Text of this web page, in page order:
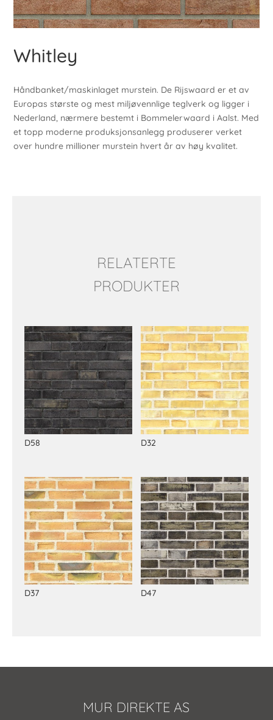
Whitley
Håndbanket/maskinlaget murstein. De Rijswaard er et av
Europas største og mest miljøvennlige teglverk og ligger i
Nederland, nærmere bestemt i Bommelerwaard i Aalst. Med
et topp moderne produksjonsanlegg produserer verket
over hundre millioner murstein hvert år av høy kvalitet.
RELATERTE
PRODUKTER
D58 D32
D37 D47
MUR DIREKTE AS